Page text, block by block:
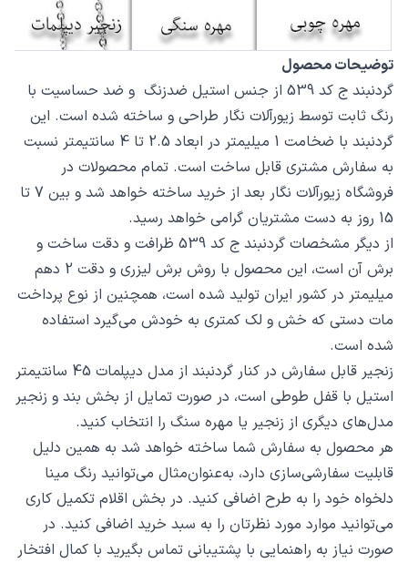
توضیحات محصول
گردنبند ج کد 539 از جنس استیل ضدزنگ و ضد حساسیت با
رنگ ثابت توسط زیورآلات نگار طراحی و ساخته شده است. این
گردنبند با ضخامت 1 میلیمتر در ابعاد 2.5 تا 4 سانتیمتر نسبت
به سفارش مشتری قابل ساخت است. تمام محصولات در
فروشگاه زیورآلات نگار بعد از خرید ساخته خواهد شد و بین 7 تا
15 روز به دست مشتریان گرامی خواهد رسید.
از دیگر مشخصات گردنبند ج کد 539 ظرافت و دقت ساخت و
برش آن است، این محصول با روش برش لیزری و دقت 2 دهم
میلیمتر در کشور ایران تولید شده است، همچنین از نوع پرداخت
مات دستی که خش و لک کمتری به خودش می‌گیرد استفاده
شده است.
زنجیر قابل سفارش در کنار گردنبند از مدل دیپلمات 45 سانتیمتر
استیل با قفل طوطی است، در صورت تمایل از بخش بند و زنجیر
مدل‌های دیگری از زنجیر یا مهره سنگ را انتخاب کنید.
هر محصول به سفارش شما ساخته خواهد شد به همین دلیل
قابلیت سفارشی‌سازی دارد، به‌عنوان‌مثال می‌توانید رنگ مینا
دلخواه خود را به طرح اضافی کنید. در بخش اقلام تکمیل کاری
می‌توانید موارد مورد نظرتان را به سبد خرید اضافی کنید. در
صورت نیاز به راهنمایی با پشتیبانی تماس بگیرید با کمال افتخار